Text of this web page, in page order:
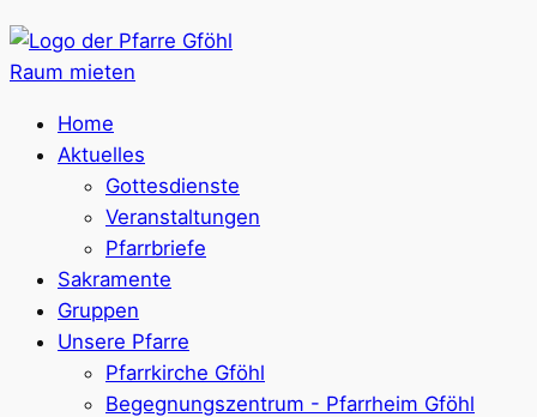
Raum mieten
Home
Aktuelles
Gottesdienste
Veranstaltungen
Pfarrbriefe
Sakramente
Gruppen
Unsere Pfarre
Pfarrkirche Gföhl
Begegnungszentrum - Pfarrheim Gföhl